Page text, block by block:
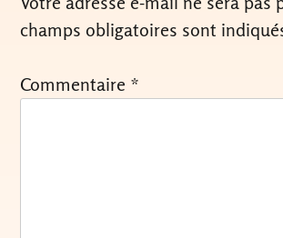
champs obligatoires sont
Commentaire *